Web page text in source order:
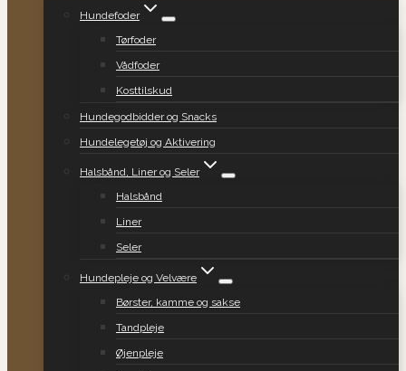
Hundefoder
Tørfoder
Vådfoder
Kosttilskud
Hundegodbidder og Snacks
Hundelegetøj og Aktivering
Halsbånd, Liner og Seler
Halsbånd
Liner
Seler
Hundepleje og Velvære
Børster, kamme og sakse
Tandpleje
Øjenpleje